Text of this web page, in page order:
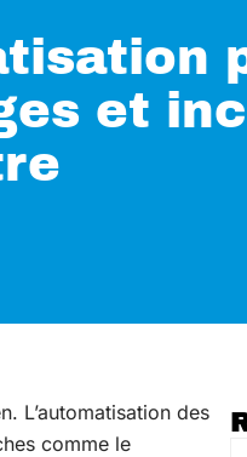
et
L’automatisation des
comme le